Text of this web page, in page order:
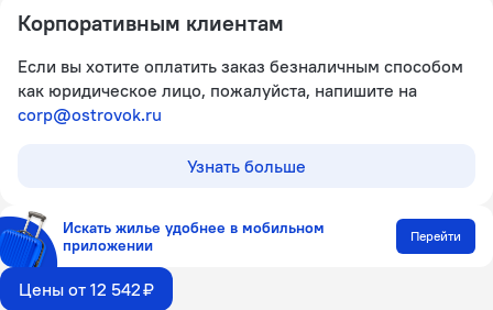
Корпоративным клиентам
Если вы хотите оплатить заказ безналичным способом
как юридическое лицо, пожалуйста, напишите на
corp@ostrovok.ru
Узнать больше
Искать жилье удобнее в мобильном
приложении
Перейти
Цены от 12 542 ₽